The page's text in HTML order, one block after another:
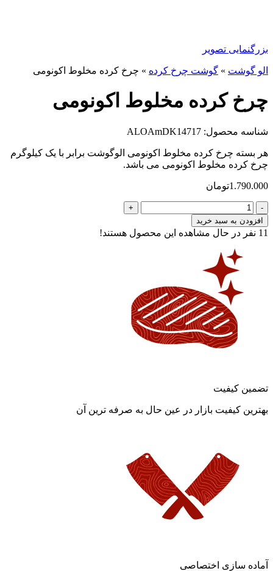
بزرگنمایی تصویر
الو گوشت » گوشت چرخ کرده » چرخ کرده مخلوط اکونومی
چرخ کرده مخلوط اکونومی
شناسه محصول: ALOAmDK14717
هر بسته چرخ کرده مخلوط اکونومی الوگوشت برابر با یک کیلوگرم
چرخ کرده مخلوط اکونومی می باشد.
1.790.000تومان
چرخ
کرده
مخلوط
اکونومی
افزودن به سبد خرید
11 نفر در حال مشاهده این محصول هستند!
تضمین کیفیت
بهترین کیفیت بازار در عین حال به صرفه ترین آن
آماده سازی اختصاصی